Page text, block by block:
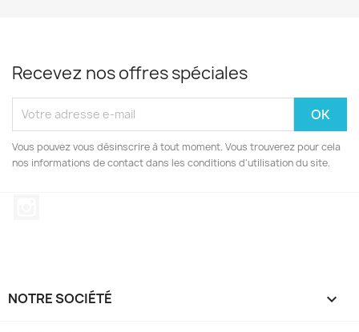
Recevez nos offres spéciales
Vous pouvez vous désinscrire à tout moment. Vous trouverez pour cela
nos informations de contact dans les conditions d'utilisation du site.
NOTRE SOCIÉTÉ 